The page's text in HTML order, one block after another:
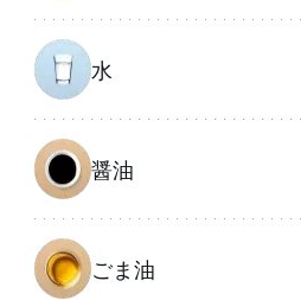
水
醤油
ごま油